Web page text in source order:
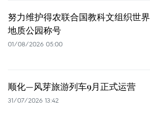
努力维护得农联合国教科文组织世界
地质公园称号
01/08/2026 05:00
顺化—风芽旅游列车9月正式运营
31/07/2026 13:42